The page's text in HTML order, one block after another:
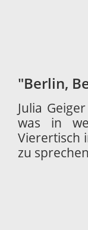
"Berlin,
Julia
was in
Vierertisch
zu